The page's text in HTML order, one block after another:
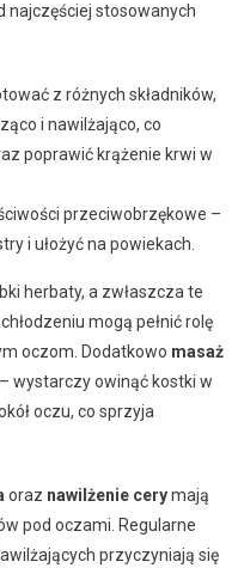
najczęściej stosowanych
z różnych składników,
i nawilżająco, co
poprawić krążenie krwi w
przeciwobrzękowe –
i ułożyć na powiekach.
herbaty, a zwłaszcza te
mogą pełnić rolę
oczom. Dodatkowo masaż
wystarczy owinąć kostki w
oczu, co sprzyja
oraz nawilżenie cerymają
pod oczami. Regularne
przyczyniają się